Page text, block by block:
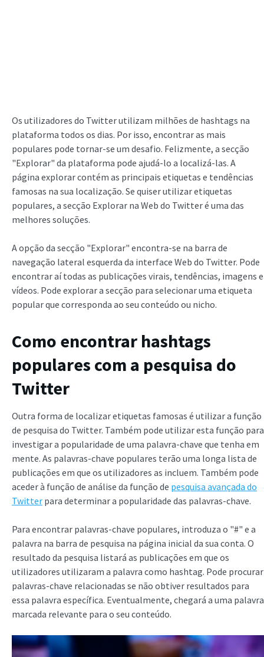
Os utilizadores do Twitter utilizam milhões de hashtags na
plataforma todos os dias. Por isso, encontrar as mais
populares pode tornar-se um desafio. Felizmente, a secção
"Explorar" da plataforma pode ajudá-lo a localizá-las. A
página explorar contém as principais etiquetas e tendências
famosas na sua localização. Se quiser utilizar etiquetas
populares, a secção Explorar na Web do Twitter é uma das
melhores soluções.
A opção da secção "Explorar" encontra-se na barra de
navegação lateral esquerda da interface Web do Twitter. Pode
encontrar aí todas as publicações virais, tendências, imagens e
vídeos. Pode explorar a secção para selecionar uma etiqueta
popular que corresponda ao seu conteúdo ou nicho.
Como encontrar hashtags
populares com a pesquisa do
Twitter
Outra forma de localizar etiquetas famosas é utilizar a função
de pesquisa do Twitter. Também pode utilizar esta função para
investigar a popularidade de uma palavra-chave que tenha em
mente. As palavras-chave populares terão uma longa lista de
publicações em que os utilizadores as incluem. Também pode
aceder à função de análise da função de pesquisa avançada do
Twitter para determinar a popularidade das palavras-chave.
Para encontrar palavras-chave populares, introduza o "#" e a
palavra na barra de pesquisa na página inicial da sua conta. O
resultado da pesquisa listará as publicações em que os
utilizadores utilizaram a palavra como hashtag. Pode procurar
palavras-chave relacionadas se não obtiver resultados para
essa palavra específica. Eventualmente, chegará a uma palavra
marcada relevante para o seu conteúdo.